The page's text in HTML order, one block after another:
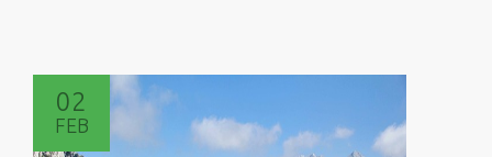
SANDALIAS
DR
MARTENS
02
FEB